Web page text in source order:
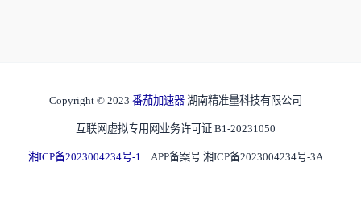
Copyright © 2023 番茄加速器 湖南精准量科技有限公司
互联网虚拟专用网业务许可证 B1-20231050
湘ICP备2023004234号-1 APP备案号 湘ICP备2023004234号-3A